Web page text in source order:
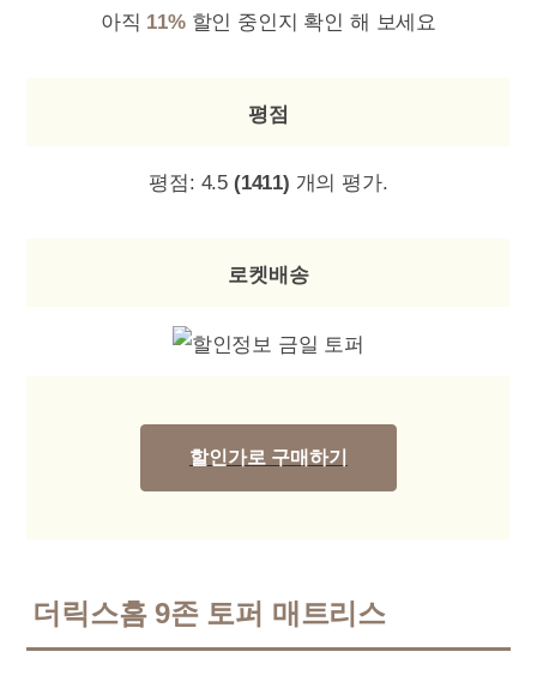
아직 11%할인 중인지 확인 해 보세요
평점
평점: 4.5 (1411) 개의 평가.
로켓배송
할인가로 구매하기
더릭스홈 9존 토퍼 매트리스